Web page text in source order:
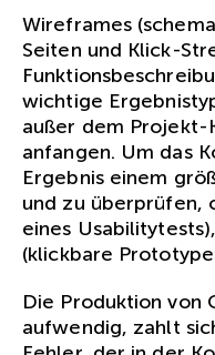
Wireframes
Seiten und Klick-
wichtige
außer dem Projekt-
anfangen. Um das
Ergebnis einem
und zu überprüfen,
eines
(klickbare
Die Produktion von
aufwendig, zahlt